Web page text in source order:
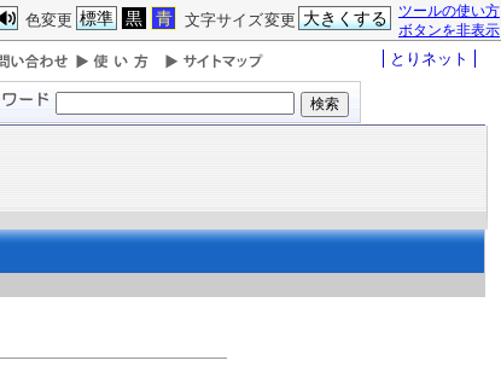
ツールの使い方
ボタンを非表示
文字サイズ変更 大きくする
色変更 標準 黒 青
とりネット